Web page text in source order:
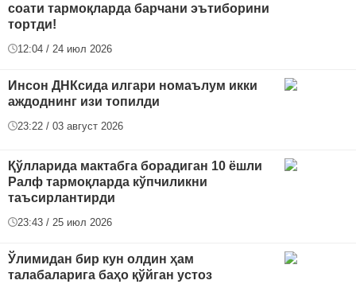
соати тармоқларда барчани эътиборини
тортди!
12:04 / 24 июл 2026
Инсон ДНКсида илгари номаълум икки
аждоднинг изи топилди
23:22 / 03 август 2026
Қўлларида мактабга борадиган 10 ёшли
Ралф тармоқларда кўпчиликни
таъсирлантирди
23:43 / 25 июл 2026
Ўлимидан бир кун олдин ҳам
талабаларига баҳо қўйган устоз